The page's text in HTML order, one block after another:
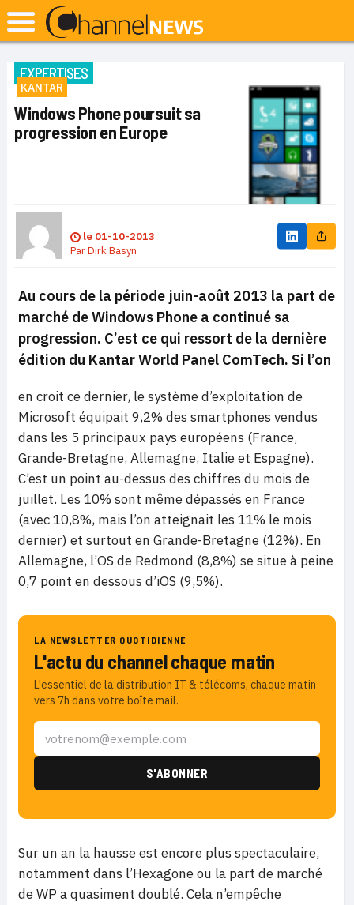
EXPERTISES
KANTAR
Windows Phone poursuit sa
progression en Europe
le 01-10-2013
ParDirk Basyn
Au cours de la période juin-août 2013 la part de
marché de Windows Phone a continué sa
progression. C’est ce qui ressort de la dernière
édition du Kantar World Panel ComTech. Si l’on
en croit ce dernier, le système d’exploitation de
Microsoft équipait 9,2% des smartphones vendus
dans les 5 principaux pays européens (France,
Grande-Bretagne, Allemagne, Italie et Espagne).
C’est un point au-dessus des chiffres du mois de
juillet. Les 10% sont même dépassés en France
(avec 10,8%, mais l’on atteignait les 11% le mois
dernier) et surtout en Grande-Bretagne (12%). En
Allemagne, l’OS de Redmond (8,8%) se situe à peine
0,7 point en dessous d’iOS (9,5%).
LA NEWSLETTER QUOTIDIENNE
L'actu du channel chaque matin
L'essentiel de la distribution IT & télécoms, chaque matin
vers 7h dans votre boîte mail.
Sur un an la hausse est encore plus spectaculaire,
notamment dans l’Hexagone ou la part de marché
de WP a quasiment doublé. Cela n’empêche